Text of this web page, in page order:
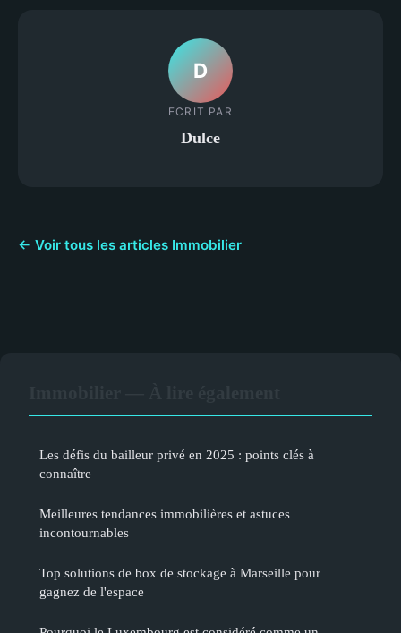
D
ECRIT PAR
Dulce
← Voir tous les articles Immobilier
Les défis du bailleur privé en 2025 : points clés à
connaître
Meilleures tendances immobilières et astuces
incontournables
Top solutions de box de stockage à Marseille pour
gagnez de l'espace